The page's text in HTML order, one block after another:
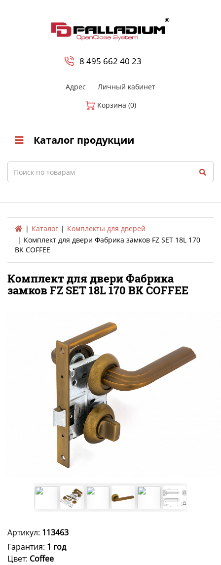
8 495 662 40 23
Адрес
Личный кабинет
Корзина (0)
Каталог продукции
Search
Каталог
Комплекты для дверей
Комплект для двери Фабрика замков FZ SET 18L 170
BK COFFEE
Комплект для двери Фабрика
замков FZ SET 18L 170 BK COFFEE
Артикул: 113463
Гарантия: 1 год
Цвет: Coffee